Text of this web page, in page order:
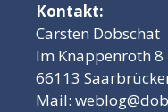
Kontakt:
Carsten Dobschat
Im Knappenroth 8
66113
Mail: